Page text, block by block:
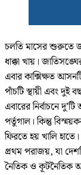
চলতি মাসের শুরুতে
ধাক্কা খায়।
এবার কাক্সিক্ষত
পাঁচটি স্থায়ী এবং দুই
এবারের নির্বাচনে
পর্তুগাল। কিন্তু
ফিরতে হয় খালি হাতে।
প্রথম পরাজয়, যা
নৈতিক ও কূটনৈতিক